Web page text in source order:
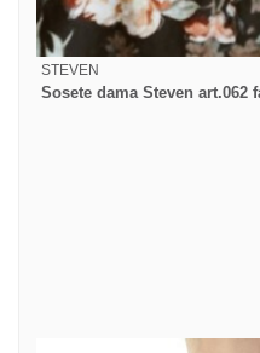
STEVEN
Sosete dama Steven art.062